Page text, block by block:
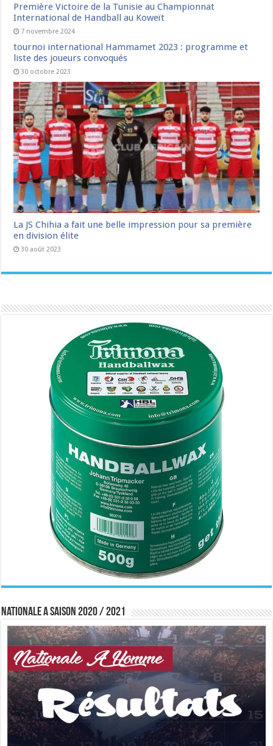
Première Victoire de la Tunisie au Championnat
International de Handball au Koweït
7 novembre 2024
tournoi international Hammamet 2023 : programme et
liste des joueurs convoqués
30 octobre 2023
La JS Chihia a fait une belle impression pour sa première
en division élite
30 août 2023
Nationale A saison 2020 / 2021